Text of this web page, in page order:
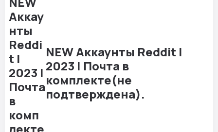
NEW Аккаунты Reddit |
2023 | Почта в
комплекте(не
подтверждена).